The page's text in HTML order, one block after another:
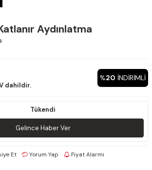
Aydınlatma
dahildir.
%20 INDIRIMLI
Tükendi
Gelince Haber Ver
Et Yorum Yap Fiyat Alarmı